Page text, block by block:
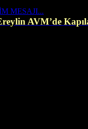
AVM’de